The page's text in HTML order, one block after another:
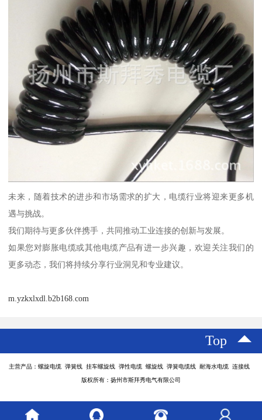
未来，随着技术的进步和市场需求的扩大，电缆行业将迎来更多机
遇与挑战。
我们期待与更多伙伴携手，共同推动工业连接的创新与发展。
如果您对膨胀电缆或其他电缆产品有进一步兴趣，欢迎关注我们的
更多动态，我们将持续分享行业洞见和专业建议。
m.yzkxlxdl.b2b168.com
Top
主营产品：螺旋电缆 弹簧线 挂车螺旋线 弹性电缆 螺旋线 弹簧电缆线 耐海水电缆 连接线
版权所有：扬州市斯拜秀电气有限公司